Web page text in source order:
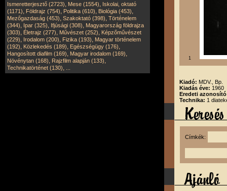
Ismeretterjesztő (2723), Mese (1554), Iskolai, oktató
(1171), Földrajz (754), Politika (610), Biológia (453),
Mezőgazdaság (453), Szakoktató (398), Történelem
(344), Ipar (325), Ifjúsági (308), Magyarország földrajza
(303), Életrajz (277), Művészet (252), Képzőművészet
(229), Irodalom (200), Fizika (193), Magyar történelem
(192), Közlekedés (189), Egészségügy (176),
Hangosított diafilm (169), Magyar irodalom (169),
Növénytan (168), Rajzfilm alapján (133),
Technikatörténet (130),
1
Kiadó: MDV., Bp.
Kiadás éve: 1960
Eredeti
Technika: 1
Címkék: